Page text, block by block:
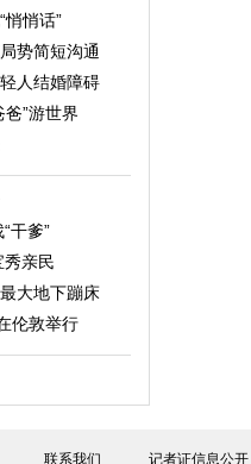
悄悄话”
势简短沟通
人结婚障碍
”游世界
干爹”
亲民
大地下蹦床
伦敦举行
联系我们 记者证信息公开